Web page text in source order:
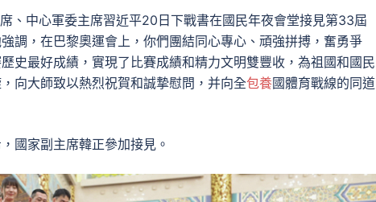
中心軍委主席習近平20日下戰書在國民年夜會堂接見第33屆
調，在巴黎奧運會上，你們團結同心專心、頑強拼搏，奮勇爭
史最好成績，實現了比賽成績和精力文明雙豐收，為祖國和國民
向大師致以熱烈祝賀和誠摯慰問，并向全包養國體育戰線的同道
國家副主席韓正參加接見。